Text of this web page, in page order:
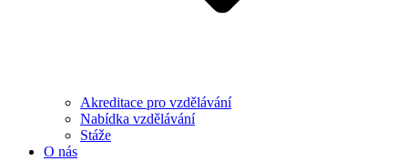
Akreditace pro vzdělávání
Nabídka vzdělávání
Stáže
O nás